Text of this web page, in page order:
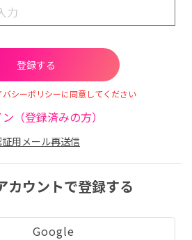
シーポリシーに同意してください
（登録済みの方）
証用メール再送信
カウントで登録する
Google